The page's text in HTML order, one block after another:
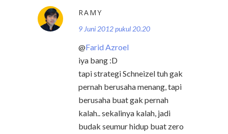
RAMY
9 Juni 2012 pukul 20.20
@Farid Azroel
iya bang :D
tapi strategi Schneizel tuh gak
pernah berusaha menang, tapi
berusaha buat gak pernah
kalah.. sekalinya kalah, jadi
budak seumur hidup buat zero